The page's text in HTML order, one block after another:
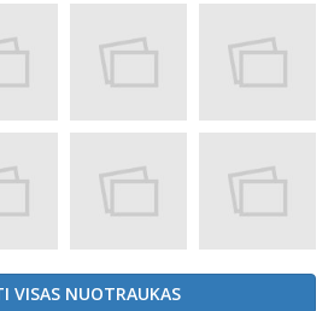
VISAS NUOTRAUKAS